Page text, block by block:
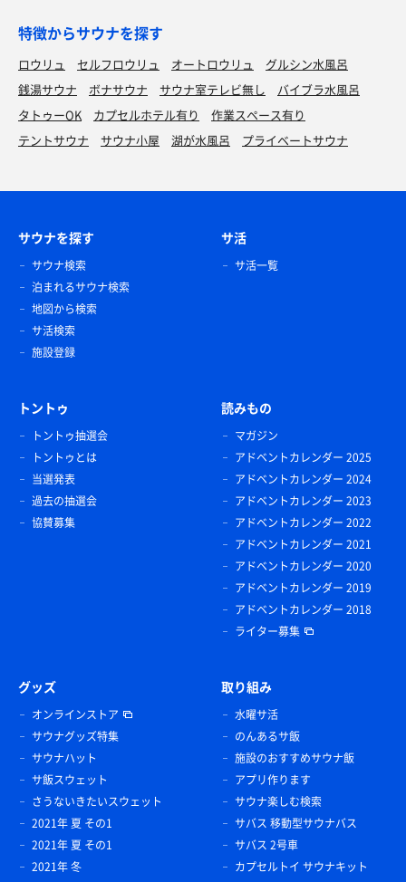
特徴からサウナを探す
ロウリュ セルフロウリュ オートロウリュ
グルシン水風呂
銭湯サウナ
ボナサウナ サウナ室テレビ無し
バイブラ水風呂
タトゥーOK
カプセルホテル有り
作業スペース有り
テントサウナ
サウナ小屋 湖が水風呂 プライベートサウナ
サウナを探す
サウナ検索
泊まれるサウナ検索
地図から検索
サ活検索
施設登録
サ活
サ活一覧
トントゥ
トントゥ抽選会
トントゥとは
当選発表
過去の抽選会
協賛募集
読みもの
マガジン
アドベントカレンダー 2025
アドベントカレンダー 2024
アドベントカレンダー 2023
アドベントカレンダー 2022
アドベントカレンダー 2021
アドベントカレンダー 2020
アドベントカレンダー 2019
アドベントカレンダー 2018
ライター募集
グッズ
オンラインストア
サウナグッズ特集
サウナハット
サ飯スウェット
さうないきたいスウェット
2021年 夏 その1
2021年 夏 その1
2021年 冬
取り組み
水曜サ活
のんあるサ飯
施設のおすすめサウナ飯
アプリ作ります
サウナ楽しむ検索
サバス 移動型サウナバス
サバス 2号車
カプセルトイ サウナキット